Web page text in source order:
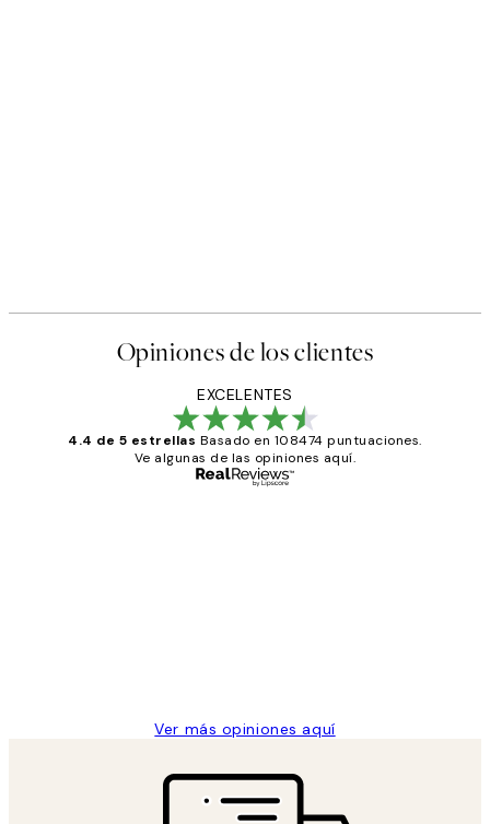
Opiniones de los clientes
EXCELENTES
4.4 de 5 estrellas Basado en 108474 puntuaciones.
Ve algunas de las opiniones aquí.
Ver más opiniones aquí